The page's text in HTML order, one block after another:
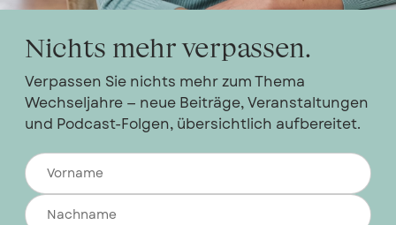
Nichts mehr verpassen.
Verpassen Sie nichts mehr zum Thema
Wechseljahre — neue Beiträge, Veranstaltungen
und Podcast-Folgen, übersichtlich aufbereitet.